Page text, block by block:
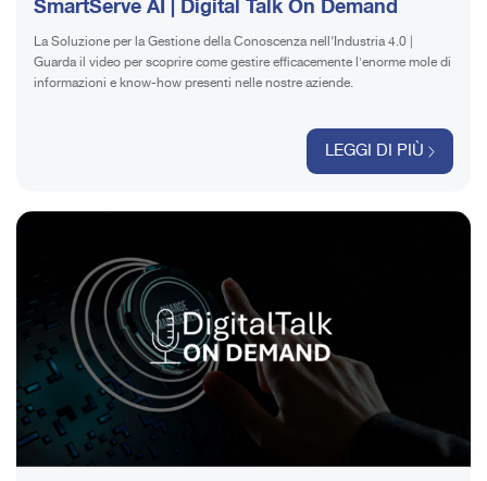
La Soluzione per la Gestione della Conoscenza nell’Industria 4.0 |
Guarda il video per scoprire come gestire efficacemente l'enorme mole di
informazioni e know-how presenti nelle nostre aziende.
LEGGI DI PIÙ